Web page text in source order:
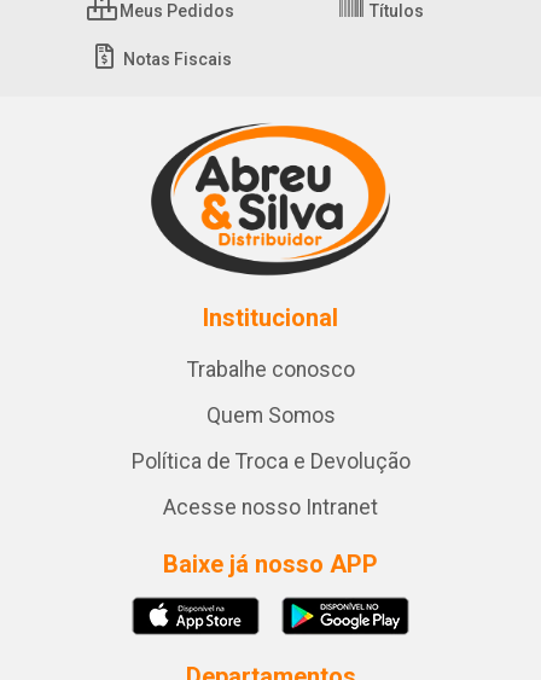
Meus Pedidos Títulos
Notas Fiscais
Institucional
Trabalhe conosco
Quem Somos
Política de Troca e Devolução
Acesse nosso Intranet
Baixe já nosso APP